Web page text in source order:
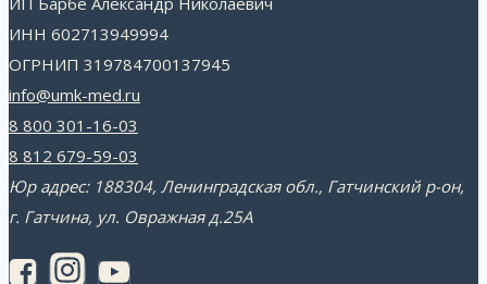
ИНН 602713949994
ОГРНИП 319784700137945
info@umk-med.ru
8 800 301-16-03
8 812 679-59-03
Юр адрес: 188304, Ленинградская обл., Гатчинский р-он,
г. Гатчина, ул. Овражная д.25А